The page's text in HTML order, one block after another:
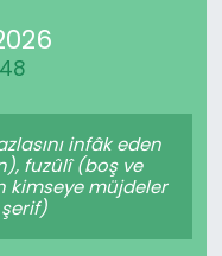
infâk eden
fuzûlî (boş ve
kimseye müjdeler